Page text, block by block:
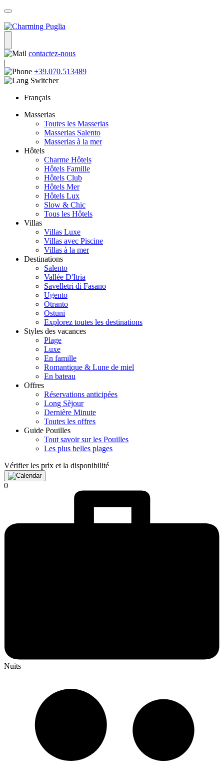
contactez-nous
|
+39.070.513489
Français
Masserias
Toutes les Masserias
Masserias Salento
Masserias à la mer
Hôtels
Charme Hôtels
Hôtels Famille
Hôtels Club
Hôtels Mer
Hôtels Lux
Slow & Chic
Tous les Hôtels
Villas
Villas Luxe
Villas avec Piscine
Villas à la mer
Destinations
Salento
Vallée D'Itria
Savelletri di Fasano
Ugento
Otranto
Ostuni
Explorez toutes les destinations
Styles des vacances
Plage
Luxe
En famille
Romantique & Lune de miel
En bateau
Offres
Réservations anticipées
Long Sèjour
Dernière Minute
Toutes les offres
Guide Pouilles
Tout savoir sur les Pouilles
Les plus belles plages
Vérifier les prix et la disponibilité
0
Nuits